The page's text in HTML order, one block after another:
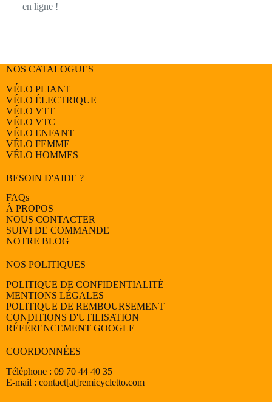
en ligne !
NOS CATALOGUES
VÉLO PLIANT
VÉLO ÉLECTRIQUE
VÉLO VTT
VÉLO VTC
VÉLO ENFANT
VÉLO FEMME
VÉLO HOMMES
BESOIN D'AIDE ?
FAQs
À PROPOS
NOUS CONTACTER
SUIVI DE COMMANDE
NOTRE BLOG
NOS POLITIQUES
POLITIQUE DE CONFIDENTIALITÉ
MENTIONS LÉGALES
POLITIQUE DE REMBOURSEMENT
CONDITIONS D'UTILISATION
RÉFÉRENCEMENT GOOGLE
COORDONNÉES
Téléphone : 09 70 44 40 35
E-mail : contact[at]remicycletto.com